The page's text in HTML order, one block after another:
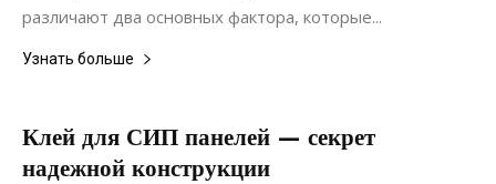
различают два основных фактора, которые...
Узнать больше
Клей для СИП панелей — секрет
надежной конструкции
31.05.2024